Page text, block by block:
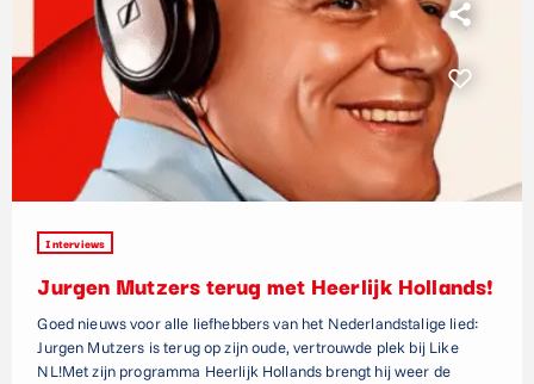
Interviews
Jurgen Mutzers terug met Heerlijk Hollands!
Goed nieuws voor alle liefhebbers van het Nederlandstalige lied:
Jurgen Mutzers is terug op zijn oude, vertrouwde plek bij Like
NL!Met zijn programma Heerlijk Hollands brengt hij weer de